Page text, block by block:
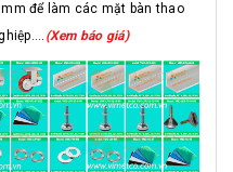
để làm các mặt bàn thao
(Xem báo giá)